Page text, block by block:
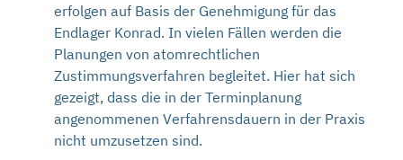
erfolgen auf Basis der Genehmigung für das
Endlager Konrad. In vielen Fällen werden die
Planungen von atomrechtlichen
Zustimmungsverfahren begleitet. Hier hat sich
gezeigt, dass die in der Terminplanung
angenommenen Verfahrensdauern in der Praxis
nicht umzusetzen sind.